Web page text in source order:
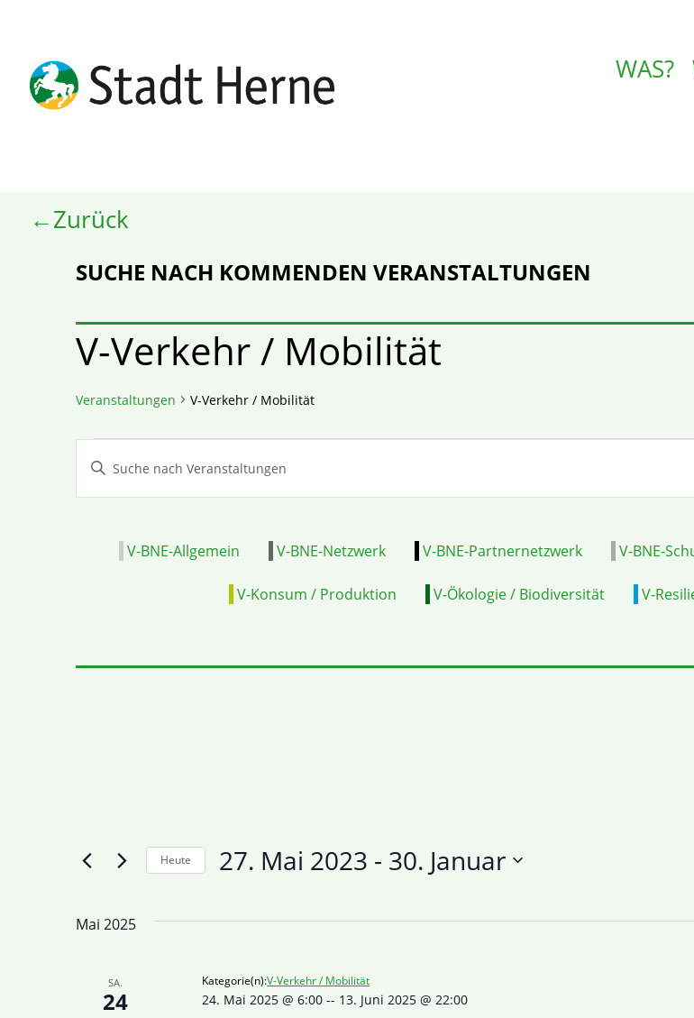
Zurück
WAS?
SUCHE NACH KOMMENDEN VERANSTALTUNGEN
V-Verkehr / Mobilität
Veranstaltungen V-Verkehr / Mobilität
Veranstaltungen
Suche
Ansichten,
Navigation
Bitte
Schlüsselwort
Suche
Veranstaltungen
V-BNE-Allgemein V-BNE-Netzwerk V-BNE-Partnernetzwerk V-BNE-
V-Konsum / Produktion V-Ökologie / Biodiversität V-
Heute 27. Mai 2023 - 30. Januar
wählen.
Mai 2025
SA.
24
24. Mai 2025 @ 6:00-- 13. Juni 2025 @ 22:00
Kategorie(n):V-Verkehr / Mobilität